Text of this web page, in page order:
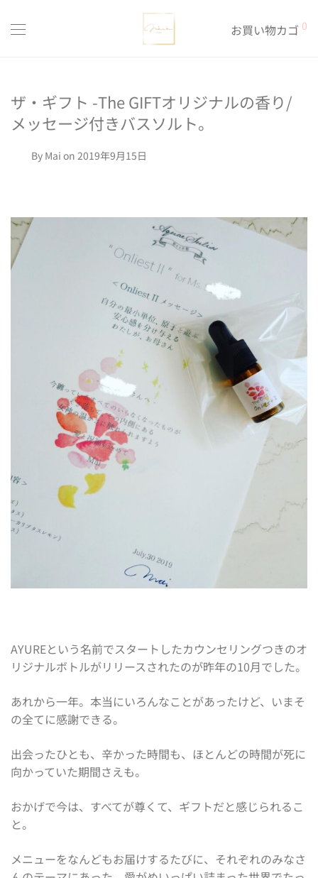
お買い物カゴ 0
ザ・ギフト -The GIFTオリジナルの香り/
メッセージ付きバスソルト。
By Mai on 2019年9月15日
AYUREという名前でスタートしたカウンセリングつきのオ
リジナルボトルがリリースされたのが昨年の10月でした。
あれから一年。本当にいろんなことがあったけど、いまそ
の全てに感謝できる。
出会ったひとも、辛かった時間も、ほとんどの時間が死に
向かっていた期間さえも。
おかげで今は、すべてが尊くて、ギフトだと感じられるこ
と。
メニューをなんどもお届けするたびに、それぞれのみなさ